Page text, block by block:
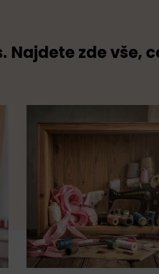
Najdete zde vše,